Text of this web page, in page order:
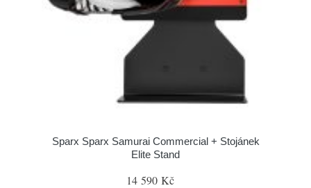
Sparx Sparx Samurai Commercial + Stojánek
Elite Stand
14 590 Kč